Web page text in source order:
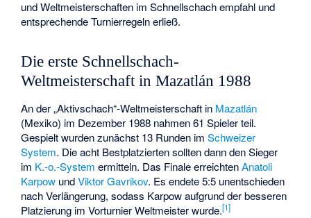
und Weltmeisterschaften im Schnellschach empfahl und
entsprechende Turnierregeln erließ.
Die erste Schnellschach-
Weltmeisterschaft in Mazatlán 1988
An der „Aktivschach“-Weltmeisterschaft in Mazatlán
(Mexiko) im Dezember 1988 nahmen 61 Spieler teil.
Gespielt wurden zunächst 13 Runden imSchweizer
System. Die acht Bestplatzierten sollten dann den Sieger
im K.-o.-System ermitteln. Das Finale erreichtenAnatoli
Karpow undViktor Gavrikov. Es endete 5:5 unentschieden
nach Verlängerung, sodass Karpow aufgrund der besseren
Platzierung im Vorturnier Weltmeister wurde.[1]